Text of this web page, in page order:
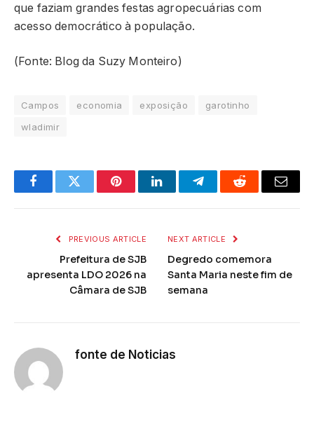
que faziam grandes festas agropecuárias com
acesso democrático à população.
(Fonte: Blog da Suzy Monteiro)
Campos economia exposição
garotinho
wladimir
FacebookTwitter PinterestLinkedInTelegramReddit Email
PREVIOUS ARTICLE
Prefeitura de SJB
apresenta LDO 2026 na
Câmara de SJB
NEXT ARTICLE
Degredo comemora
Santa Maria neste fim de
semana
fonte de Noticias